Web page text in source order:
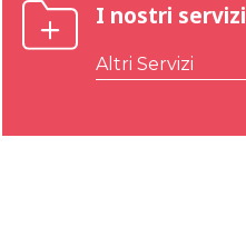
I nostri servizi
Altri Servizi